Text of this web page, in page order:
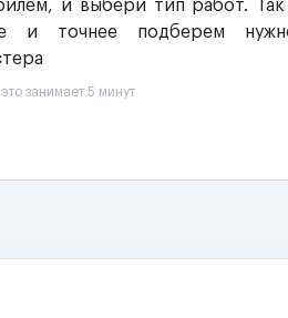
и выбери тип работ.
и точнее подберем
занимает 5 минут